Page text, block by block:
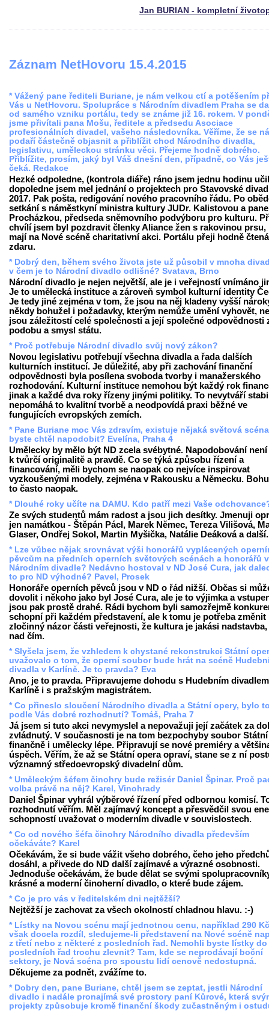
Jan BURIAN - kompletní
Záznam NetHovoru 15.4.2015
* Vážený pane řediteli Buriane, je nám velkou ctí a potěšením
Vás u NetHovoru. Spolupráce s Národním divadlem Praha se
od samého vzniku portálu, tedy se známe již 16. rokem. V
jsme přivítali pana Mošu, ředitele a předsedu Asociace
profesionálních divadel, vašeho následovníka. Věříme, že se
podaří částečně objasnit a přiblížit chod Národního divadla,
legislativu, uměleckou stránku věci. Přejeme hodně dobrého.
Přiblížite, prosím, jaký byl Váš dnešní den, případně, co Vás
čeká. Redakce
Hezké odpoledne, (kontrola diáře) ráno jsem jednu hodinu
dopoledne jsem mel jednání o projektech pro Stavovské
2017. Pak pošta, redigování nového pracovního řádu. Po
setkání s náměstkyní ministra kultury JUDr. Kalistovou a
Procházkou, předseda sněmovního podvýboru pro kulturu.
chvílí jsem byl pozdravit členky Aliance žen s rakovinou prsu,
mají na Nové scéně charitativní akci. Portálu přeji hodně
zdaru.
* Dobrý den, během svého života jste už působil v mnoha
v čem je to Národní divadlo odlišné? Svatava, Brno
Národní divadlo je nejen největší, ale je i veřejností vnímáno
Je to umělecká instituce a zároveň symbol kulturní identity
Je tedy jiné zejména v tom, že jsou na něj kladeny vyšší
někdy bohužel i požadavky, kterým nemůže umění vyhovět,
jsou záležitostí celé společnosti a její společné odpovědnosti
podobu a smysl státu.
* Proč potřebuje Národní divadlo svůj nový zákon?
Novou legislativu potřebují všechna divadla a řada dalších
kulturních institucí. Je důležité, aby při zachování finanční
odpovědnosti byla posílena svoboda tvorby i manažerského
rozhodování. Kulturní instituce nemohou být každý rok
jinak a každé dva roky řízeny jinými politiky. To nevytváří
nepomáhá to kvalitní tvorbě a neodpovídá praxi běžné ve
fungujících evropských zemích.
* Pane Buriane moc Vás zdravím, existuje nějaká světová
byste chtěl napodobit? Evelína, Praha 4
Umělecky by mělo být ND zcela svébytné. Napodobování není
k tvůrčí originalitě a pravdě. Co se týká způsobu řízení a
financování, měli bychom se naopak co nejvíce inspirovat
vyzkoušenými modely, zejména v Rakousku a Německu.
to často naopak.
* Dlouhé roky učíte na DAMU. Kdo patří mezi Vaše
Ze svých studentů mám radost a jsou jich desítky. Jmenuji
jen namátkou - Štěpán Pácl, Marek Němec, Tereza Vilišová,
Glaser, Ondřej Sokol, Martin Myšička, Natálie Deáková a další.
* Lze vůbec nějak srovnávat výši honorářů vyplácených
pěvcům na předních operních světových scénách a honorářů v
Národním divadle? Nedávno hostoval v ND José Cura, jak
to pro ND výhodné? Pavel, Prosek
Honoráře operních pěvců jsou v ND o řád nižší. Občas si
dovolit i někoho jako byl José Cura, ale je to výjimka a
jsou pak prostě drahé. Rádi bychom byli samozřejmě
schopní při každém představení, ale k tomu je potřeba změnit
zločinný názor části veřejnosti, že kultura je jakási
nad čím.
* Slyšela jsem, že vzhledem k chystané rekonstrukci Státní
uvažovalo o tom, že operní soubor bude hrát na scéně
divadla v Karlíně. Je to pravda? Eva
Ano, je to pravda. Připravujeme dohodu s Hudebním
Karlíně i s pražským magistrátem.
* Co přineslo sloučení Národního divadla a Státní opery, bylo
podle Vás dobré rozhodnutí? Tomáš, Praha 7
Já jsem si tuto akci nevymyslel a nepovažuji její začátek za
zvládnutý. V současnosti je na tom bezpochyby soubor
finančně i umělecky lépe. Připravují se nové premiéry a
úspěch. Věřím, že až se Státní opera opraví, stane se z ní
významný středoevropský divadelní dům.
* Uměleckým šéfem činohry bude režisér Daniel Špinar. Proč
volba právě na něj? Karel, Vinohrady
Daniel Špinar vyhrál výběrové řízení před odbornou komisí.
rozhodnutí věřím. Měl zajímavý koncept a přesvědčil svou
schopností uvažovat o moderním divadle v souvislostech.
* Co od nového šéfa činohry Národního divadla především
očekáváte? Karel
Očekávám, že si bude vážit všeho dobrého, čeho jeho
dosáhl, a přivede do ND další zajímavé a výrazné osobnosti.
Jednoduše očekávám, že bude dělat se svými
krásné a moderní činoherní divadlo, o které bude zájem.
* Co je pro vás v ředitelském dni nejtěžší?
Nejtěžší je zachovat za všech okolností chladnou hlavu. :-)
* Lístky na Novou scénu mají jednotnou cenu, například 290
však docela rozdíl, sledujeme-li představení na Nové scéně
z třetí nebo z některé z posledních řad. Nemohli byste lístky do
posledních řad trochu zlevnit? Tam, kde se neprodávají boční
sektory, je Nová scéna pro spoustu lidí cenově nedostupná.
Děkujeme za podnět, zvážíme to.
* Dobry den, pane Buriane, chtěl jsem se zeptat, jestli Národní
divadlo i nadále pronajímá své prostory paní Kůrové, která
projekty způsobuje kromě finanční škody zučastněným i